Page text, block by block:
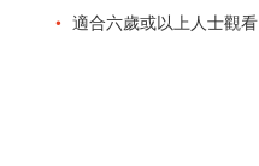
適合六歲或以上人士觀看